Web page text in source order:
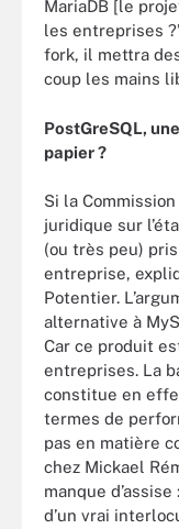
MariaDB [le
les entreprises
fork, il mettra
coup les mains
PostGreSQL,
papier ?
Si la
juridique sur
(ou très peu)
entreprise,
Potentier.
alternative à
Car ce produit
entreprises. La
constitue en
termes de
pas en matière
chez Mickael
manque
d’un vrai